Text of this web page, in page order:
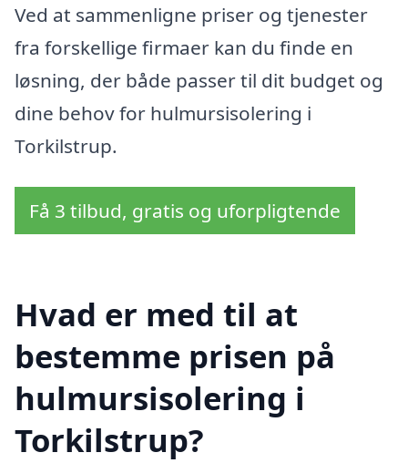
Ved at sammenligne priser og tjenester
fra forskellige firmaer kan du finde en
løsning, der både passer til dit budget og
dine behov for hulmursisolering i
Torkilstrup.
Få 3 tilbud, gratis og uforpligtende
Hvad er med til at
bestemme prisen på
hulmursisolering i
Torkilstrup?